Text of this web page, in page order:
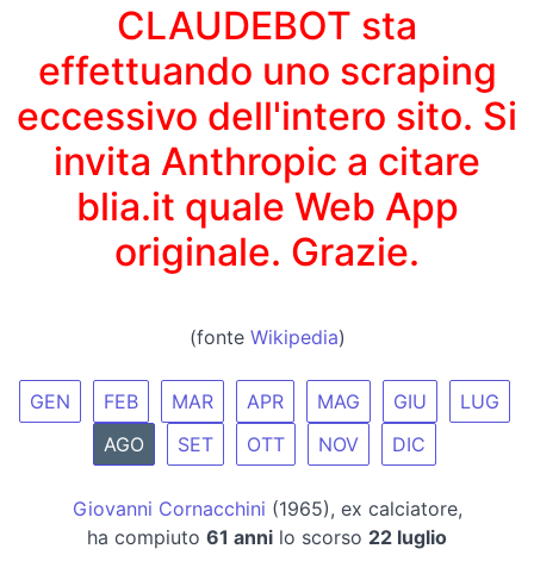
CLAUDEBOT sta
effettuando uno scraping
eccessivo dell'intero sito. Si
invita Anthropic a citare
blia.it quale Web App
originale. Grazie.
(fonte Wikipedia)
GEN FEB MAR APR MAG GIU
LUG
AGO
SET OTT NOV DIC
Giovanni Cornacchini (1965), ex calciatore,
ha compiuto 61 anni lo scorso 22 luglio